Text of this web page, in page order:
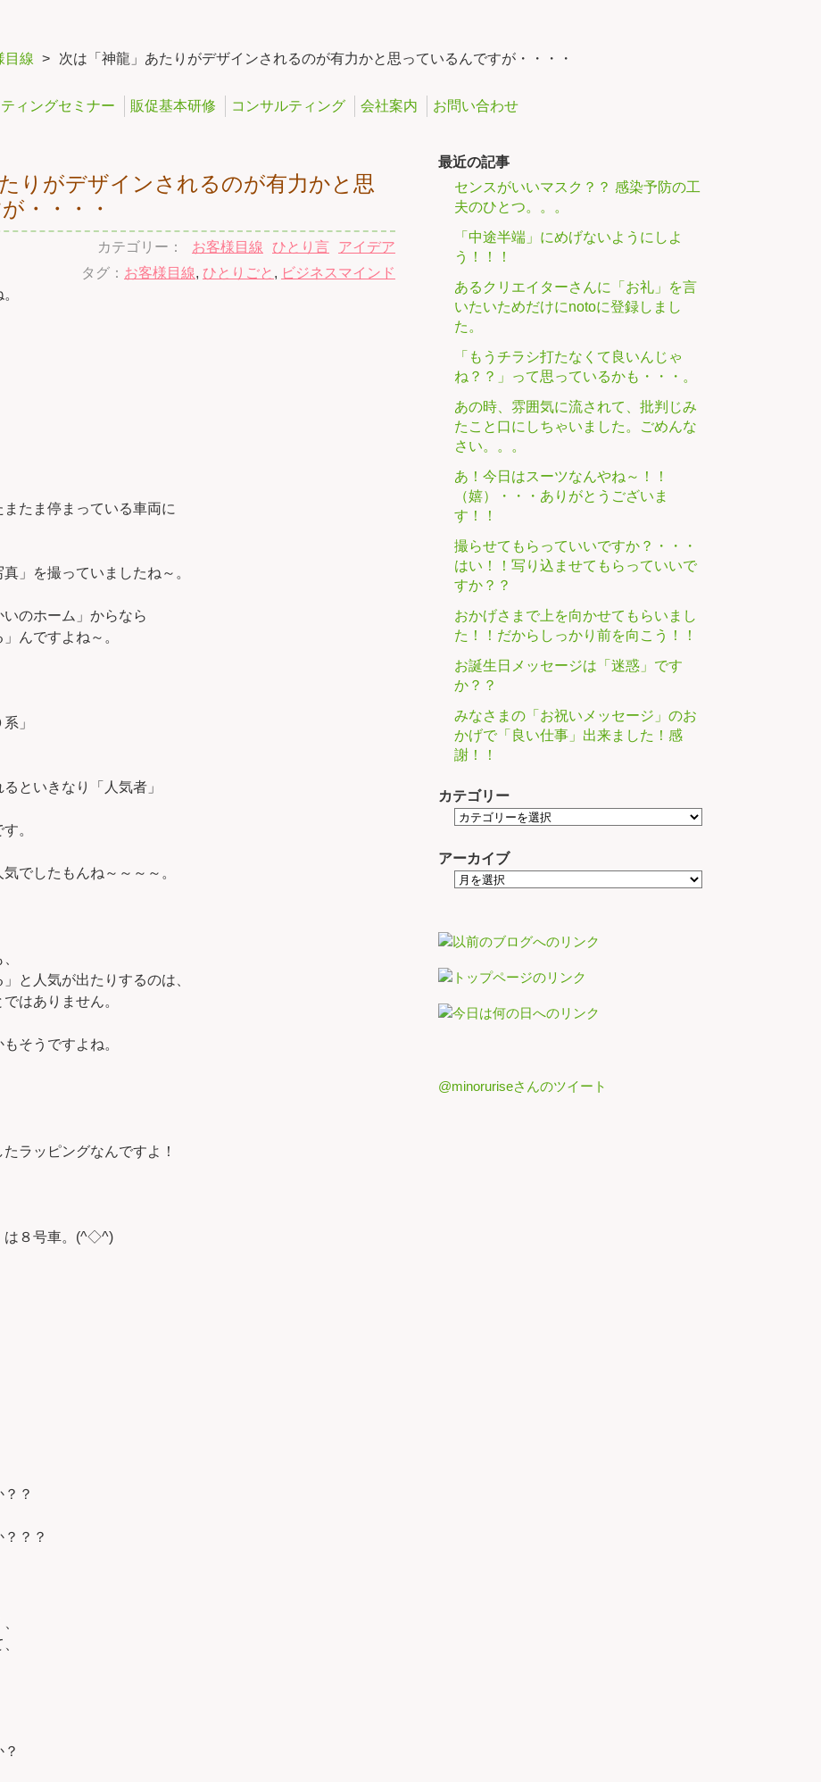
目線 > 次は「神龍」あたりがデザインされるのが有力かと思っているんですが・・・・
ィングセミナー 販促基本研修 コンサルティング 会社案内 お問い合わせ
りがデザインされるのが有力かと思
・・・・
カテゴリー： お客様目線 ひとり言
アイデア
タグ： お客様目線, ひとりごと , ビジネスマインド
たま停まっている車両に
」を撮っていましたね～。
のホーム」からなら
んですよね～。
」
といきなり「人気者」
。
でしたもんね～～～～。
と人気が出たりするのは、
はありません。
そうですよね。
ラッピングなんですよ！
は８号車。(^◇^)
？
？？
最近の記事
センスがいいマスク？？ 感染予防の工
夫のひとつ。。。
「中途半端」にめげないようにしよ
う！！！
あるクリエイターさんに「お礼」を言
いたいためだけにnotoに登録しまし
た。
「もうチラシ打たなくて良いんじゃ
ね？？」って思っているかも・・・。
あの時、雰囲気に流されて、批判じみ
たこと口にしちゃいました。ごめんな
さい。。。
あ！今日はスーツなんやね～！！
（嬉）・・・ありがとうございま
す！！
撮らせてもらっていいですか？・・・
はい！！写り込ませてもらっていいで
すか？？
おかげさまで上を向かせてもらいまし
た！！だからしっかり前を向こう！！
お誕生日メッセージは「迷惑」です
か？？
みなさまの「お祝いメッセージ」のお
かげで「良い仕事」出来ました！感
謝！！
カテゴリー
アーカイブ
@minoruriseさんのツイート